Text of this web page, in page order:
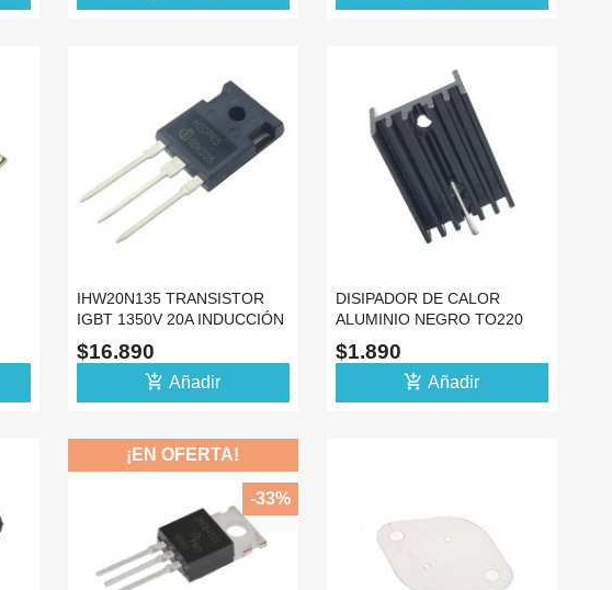
IHW20N135 TRANSISTOR
IGBT 1350V 20A INDUCCIÓN
H20PR5
$16.890
add_shopping_cart Añadir
DISIPADOR DE CALOR
ALUMINIO NEGRO TO220
20X15X10MM
$1.890
add_shopping_cart Añadir
¡EN OFERTA!
-33%